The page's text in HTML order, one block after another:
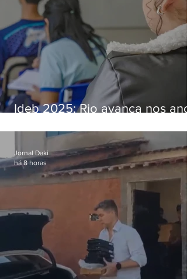
Ideb 2025: Rio avança nos
nacional
Jornal Daki
há 8 horas